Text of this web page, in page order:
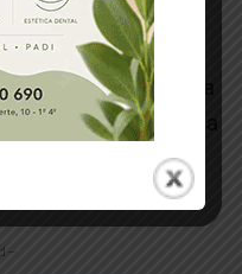
consumidor no
tierra creció y qué
lo embotella. Esa
y lo que se cuenta
en Origen»
--